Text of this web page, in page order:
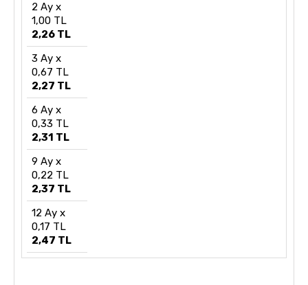
2 Ay x
1,00 TL
2,26 TL
3 Ay x
0,67 TL
2,27 TL
6 Ay x
0,33 TL
2,31 TL
9 Ay x
0,22 TL
2,37 TL
12 Ay x
0,17 TL
2,47 TL